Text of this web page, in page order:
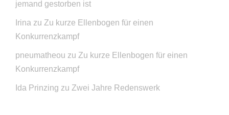
jemand gestorben ist
Irina zu Zu kurze Ellenbogen für einen
Konkurrenzkampf
pneumatheou zu Zu kurze Ellenbogen für einen
Konkurrenzkampf
Ida Prinzing zu Zwei Jahre Redenswerk